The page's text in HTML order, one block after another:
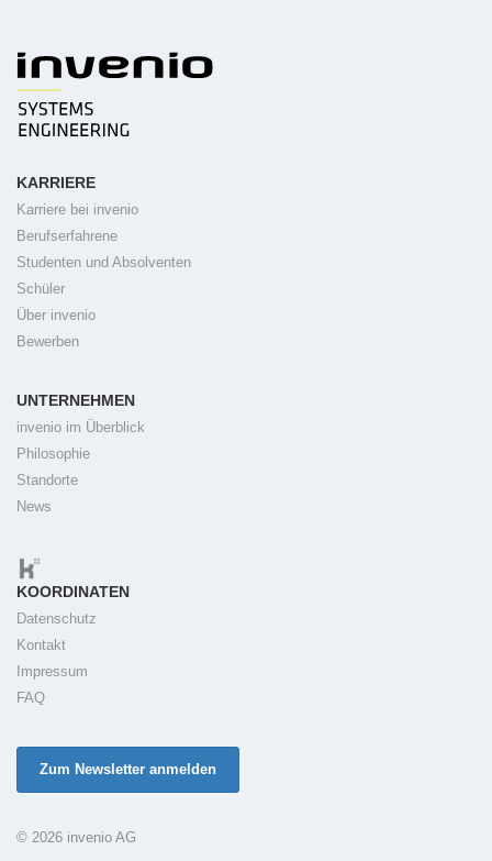
KARRIERE
Karriere bei invenio
Berufserfahrene
Studenten und Absolventen
Schüler
Über invenio
Bewerben
UNTERNEHMEN
invenio im Überblick
Philosophie
Standorte
News
KOORDINATEN
Datenschutz
Kontakt
Impressum
FAQ
Zum Newsletter anmelden
© 2026 invenio AG